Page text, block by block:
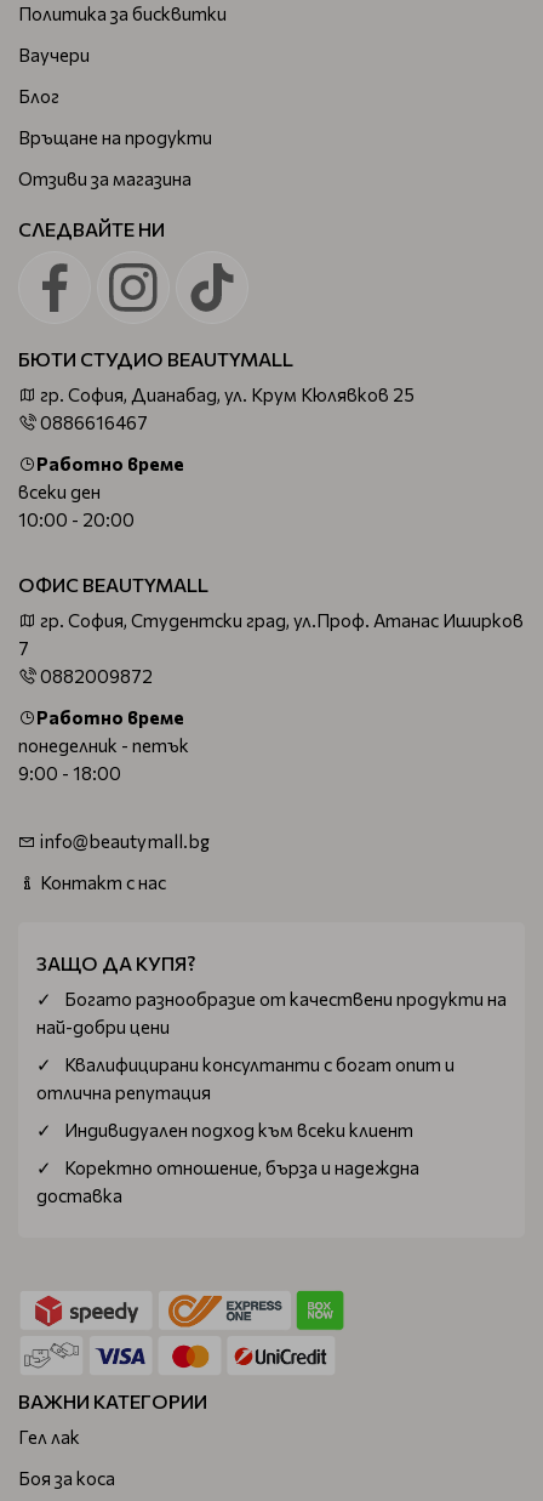
Политика за бисквитки
Ваучери
Блог
Връщане на продукти
Отзиви за магазина
СЛЕДВАЙТЕ НИ
БЮТИ СТУДИО BEAUTYMALL
гр. София, Дианабад, ул. Крум Кюлявков 25
0886616467
Работно време
всеки ден
10:00 - 20:00
ОФИС BEAUTYMALL
гр. София, Студентски град, ул.Проф. Атанас Иширков
7
0882009872
Работно време
понеделник - петък
9:00 - 18:00
info@beautymall.bg
Контакт с нас
ЗАЩО ДА КУПЯ?
Богатo разнообразие от качествени продукти на
най-добри цени
Квалифицирани консултанти с богат опит и
отлична репутация
Индивидуален подход към всеки клиент
Коректно отношение, бърза и надеждна
доставка
ВАЖНИ КАТЕГОРИИ
Гел лак
Боя за коса